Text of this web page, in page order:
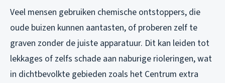
Veel mensen gebruiken chemische ontstoppers, die
oude buizen kunnen aantasten, of proberen zelf te
graven zonder de juiste apparatuur. Dit kan leiden tot
lekkages of zelfs schade aan naburige rioleringen, wat
in dichtbevolkte gebieden zoals het Centrum extra